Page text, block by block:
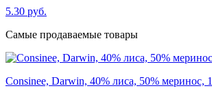
5.30 руб.
Самые продаваемые товары
Consinee, Darwin, 40% лиса, 50%